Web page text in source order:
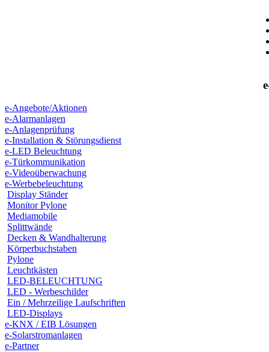
e-Angebote/Aktionen
e-Alarmanlagen
e-Anlagenprüfung
e-Installation & Störungsdienst
e-LED Beleuchtung
e-Türkommunikation
e-Videoüberwachung
e-Werbebeleuchtung
Display Ständer
Monitor Pylone
Mediamobile
Splittwände
Decken & Wandhalterung
Körperbuchstaben
Pylone
Leuchtkästen
LED-BELEUCHTUNG
LED - Werbeschilder
Ein / Mehrzeilige Laufschriften
LED-Displays
e-KNX / EIB Lösungen
e-Solarstromanlagen
e-Partner